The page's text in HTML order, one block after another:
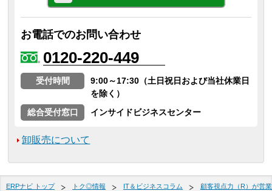
お電話でのお問い合わせ
0120-220-449
受付時間
9:00～17:30（土日祝日および当社休業日
を除く）
総合受付窓口
インサイドビジネスセンター
卸販売について
ERPナビ トップ トク◎情報 IT＆ビジネスコラム
顧客視点力（R）が営業